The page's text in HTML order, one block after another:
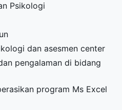
Psikologi
dan asesmen center
pengalaman di bidang
program Ms Excel